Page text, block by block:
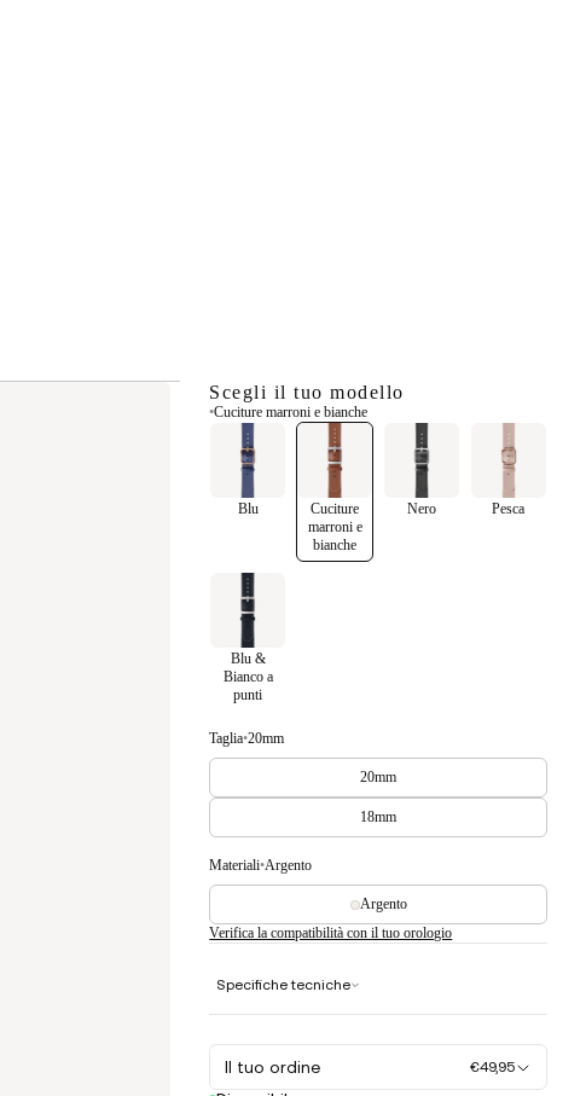
Scegli il tuo modello
•Cuciture marroni e bianche
Blu
Cuciture
marroni e
bianche
Nero Pesca
Blu &
Bianco a
punti
Taglia•20mm
20mm
18mm
Materiali•Argento
Argento
Verifica la compatibilità con il tuo orologio
Specifiche tecniche
Il tuo ordine
€49,95